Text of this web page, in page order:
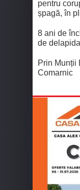
pentru
șpagă, în
8 ani de
de
Prin
Comarnic